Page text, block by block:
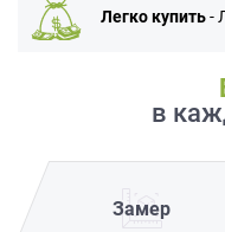
Легко купить-
в
Замер